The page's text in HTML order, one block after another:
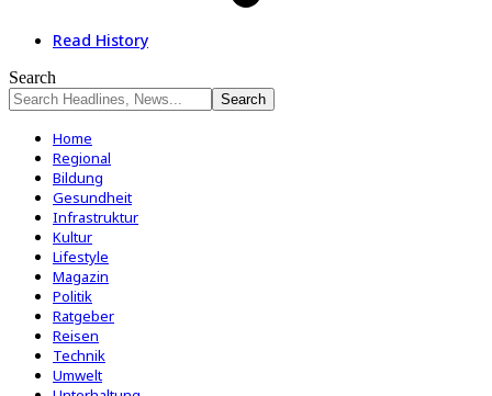
Read History
Search
Home
Regional
Bildung
Gesundheit
Infrastruktur
Kultur
Lifestyle
Magazin
Politik
Ratgeber
Reisen
Technik
Umwelt